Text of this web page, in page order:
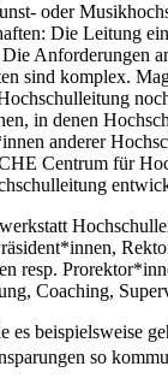
oder
Die Leitung
Die Anforderungen
sind komplex.
in denen
anderer
Centrum für
resp.
Coaching,
es beispielsweise
so